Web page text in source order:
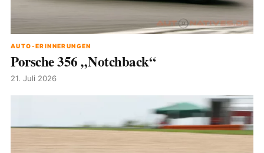
AUTO-ERINNERUNGEN
Porsche 356 „Notchback“
21. Juli 2026